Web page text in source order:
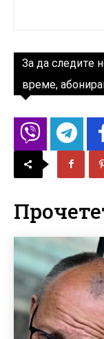
За да следите
време,